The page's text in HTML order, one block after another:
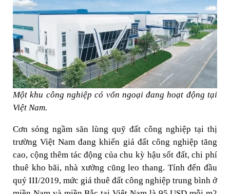
Một khu công nghiệp có vốn ngoại đang hoạt động tại
Việt Nam.
Cơn sóng ngầm săn lùng quỹ đất công nghiệp tại thị
trường Việt Nam đang khiến giá đất công nghiệp tăng
cao, cộng thêm tác động của chu kỳ hậu sốt đất, chi phí
thuê kho bãi, nhà xưởng cũng leo thang. Tính đến đầu
quý III/2019, mức giá thuê đất công nghiệp trung bình ở